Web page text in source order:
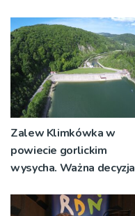
Zalew Klimkówka w
powiecie gorlickim
wysycha. Ważna decyzja